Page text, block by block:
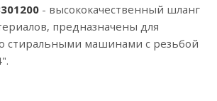
- высококачественный шланг
предназначены для
стиральными машинами с резьбой